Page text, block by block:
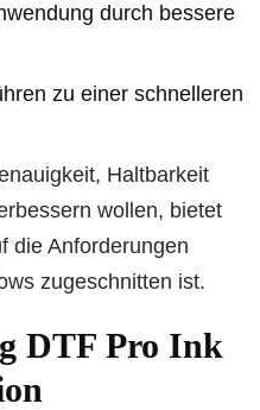
durch bessere
zu einer schnelleren
Haltbarkeit
wollen, bietet
die Anforderungen
zugeschnitten ist.
DTF Pro Ink